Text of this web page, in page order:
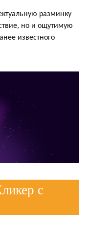
разминку
но и ощутимую
известного
с